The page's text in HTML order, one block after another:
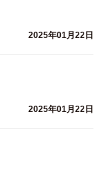
2025年01月22日
2025年01月22日